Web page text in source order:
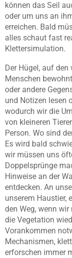
können das Seil
oder um uns an
erreichen. Bald
alles schaut fast
Klettersimulation.
Der Hügel, auf
Menschen
oder andere
und Notizen lesen
wodurch wir die
von kleineren
Person. Wo sind
Es wird bald
wir müssen uns
Doppelsprünge
Hinweise an der
entdecken. An
unserem Haustier,
den Weg, wenn
die Vegetation
Vorankommen
Mechanismen,
erforschen immer